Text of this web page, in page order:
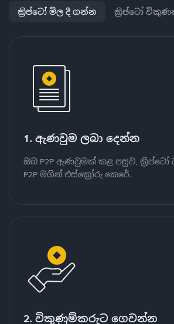
ක්‍රිප්ටෝ මිල දී ගන්න ක්‍රිප්ටෝ
1. ඇණවුම ලබා දෙන්න
ඔබ P2P ඇණවුමක් කළ පසුව, ක්‍රිප්ටෝ
P2P මගින් එස්ක්‍රෝරු කෙරේ.
2. විකුණුම්කරුට ගෙවන්න